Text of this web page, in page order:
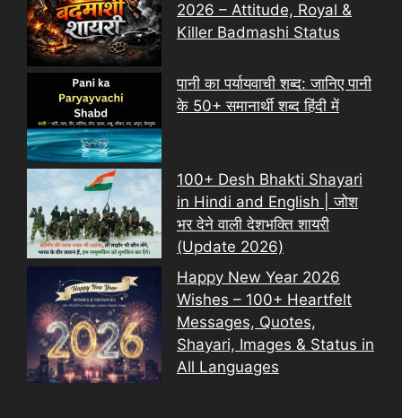
2026 – Attitude, Royal &
Killer Badmashi Status
पानी का पर्यायवाची शब्द: जानिए पानी
के 50+ समानार्थी शब्द हिंदी में
100+ Desh Bhakti Shayari
in Hindi and English | जोश
भर देने वाली देशभक्ति शायरी
(Update 2026)
Happy New Year 2026
Wishes – 100+ Heartfelt
Messages, Quotes,
Shayari, Images & Status in
All Languages